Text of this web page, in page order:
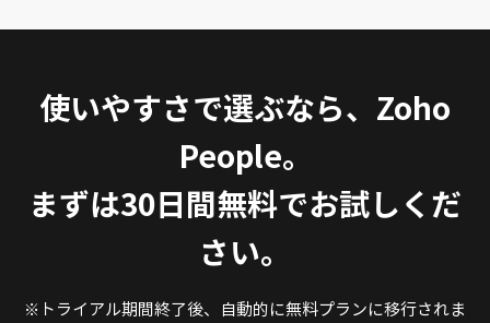
使いやすさで選ぶなら、Zoho
People。
まずは30日間無料でお試しくだ
さい。
※トライアル期間終了後、自動的に無料プランに移行されま